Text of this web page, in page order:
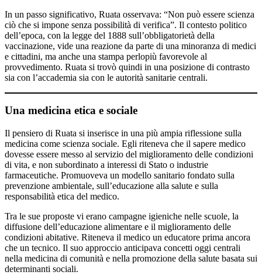
In un passo significativo, Ruata osservava: “Non può essere scienza
ciò che si impone senza possibilità di verifica”. Il contesto politico
dell’epoca, con la legge del 1888 sull’obbligatorietà della
vaccinazione, vide una reazione da parte di una minoranza di medici
e cittadini, ma anche una stampa perlopiù favorevole al
provvedimento. Ruata si trovò quindi in una posizione di contrasto
sia con l’accademia sia con le autorità sanitarie centrali.
Una medicina etica e sociale
Il pensiero di Ruata si inserisce in una più ampia riflessione sulla
medicina come scienza sociale. Egli riteneva che il sapere medico
dovesse essere messo al servizio del miglioramento delle condizioni
di vita, e non subordinato a interessi di Stato o industrie
farmaceutiche. Promuoveva un modello sanitario fondato sulla
prevenzione ambientale, sull’educazione alla salute e sulla
responsabilità etica del medico.
Tra le sue proposte vi erano campagne igieniche nelle scuole, la
diffusione dell’educazione alimentare e il miglioramento delle
condizioni abitative. Riteneva il medico un educatore prima ancora
che un tecnico. Il suo approccio anticipava concetti oggi centrali
nella medicina di comunità e nella promozione della salute basata sui
determinanti sociali.